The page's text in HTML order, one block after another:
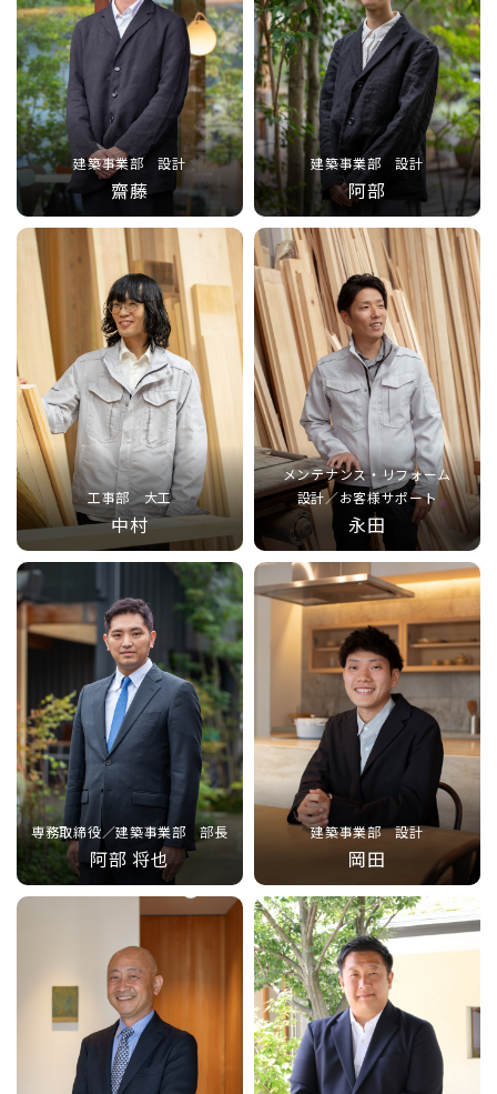
建築事業部 設計
齋藤
建築事業部 設計
阿部
工事部 大工
中村
メンテナンス・リフォーム
設計／お客様サポート
永田
専務取締役／建築事業部 部長
阿部 将也
建築事業部 設計
岡田